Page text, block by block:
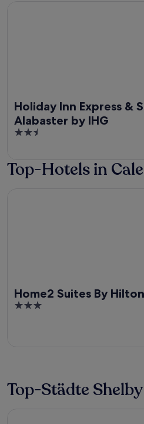
Holiday Inn Express &
Alabaster by IHG
2.5
5
Top-Hotels in
Home2 Suites By
3
Top-Städte